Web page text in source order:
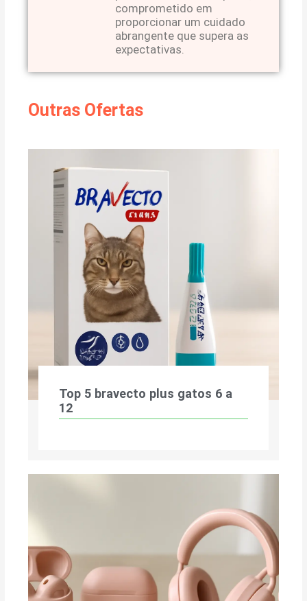
comprometido em
proporcionar um cuidado
abrangente que supera as
expectativas.
Outras Ofertas
Top 5 bravecto plus gatos 6 a
12